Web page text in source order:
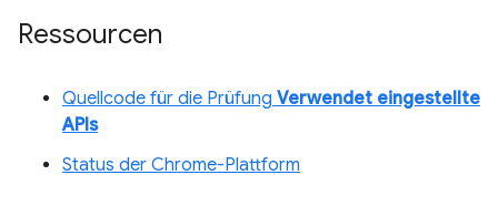
Ressourcen
Quellcode für die Prüfung Verwendet eingestellte
APIs
Status der Chrome-Plattform